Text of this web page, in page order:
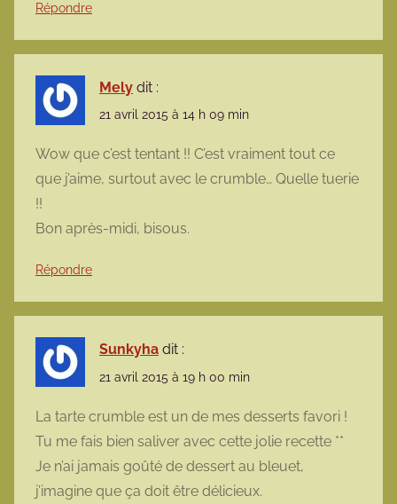
Répondre
Mely dit :
21 avril 2015 à 14 h 09 min
Wow que c’est tentant !! C’est vraiment tout ce
que j’aime, surtout avec le crumble… Quelle tuerie
!!
Bon après-midi, bisous.
Répondre
Sunkyha dit :
21 avril 2015 à 19 h 00 min
La tarte crumble est un de mes desserts favori !
Tu me fais bien saliver avec cette jolie recette **
Je n’ai jamais goûté de dessert au bleuet,
j’imagine que ça doit être délicieux.